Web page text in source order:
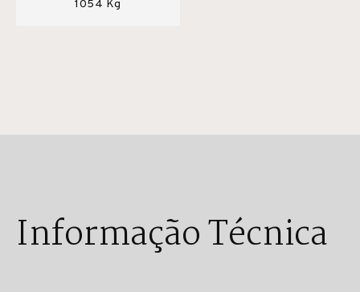
1054 Kg
Informação Técnica